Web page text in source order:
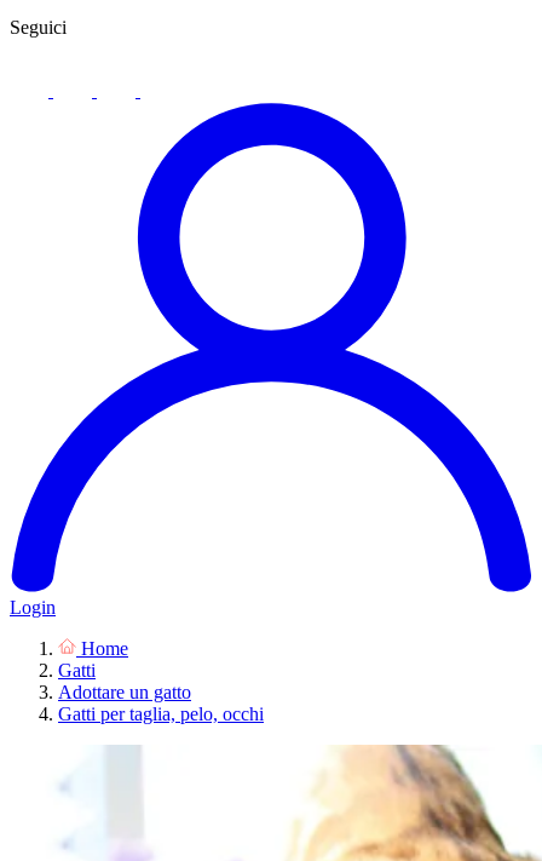
Seguici
Login
Home
Gatti
Adottare un gatto
Gatti per taglia, pelo, occhi